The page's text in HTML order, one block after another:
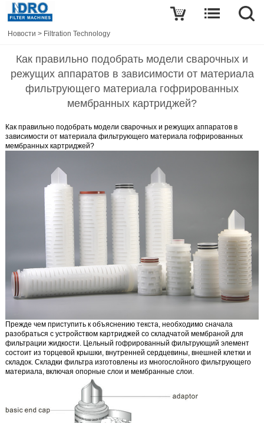
Новости > Filtration Technology
Как правильно подобрать модели сварочных и
режущих аппаратов в зависимости от материала
фильтрующего материала гофрированных
мембранных картриджей?
Как правильно подобрать модели сварочных и режущих аппаратов в
зависимости от материала фильтрующего материала гофрированных
мембранных картриджей?
Прежде чем приступить к объяснению текста, необходимо сначала
разобраться с устройством картриджей со складчатой мембраной для
фильтрации жидкости. Цельный гофрированный фильтрующий элемент
состоит из торцевой крышки, внутренней сердцевины, внешней клетки и
складок. Складки фильтра изготовлены из многослойного фильтрующего
материала, включая опорные слои и мембранные слои.